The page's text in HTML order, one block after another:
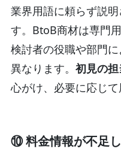
業界用語に頼らず説
す。BtoB商材は専門
検討者の役職や部門
異なります。 初見の
心がけ、必要に応じて
⑩ 料金情報が不足